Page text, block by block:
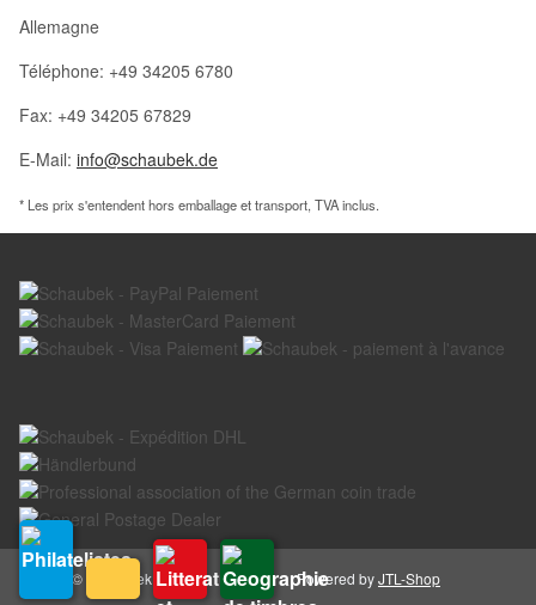
Allemagne
Téléphone: +49 34205 6780
Fax: +49 34205 67829
E-Mail: info@schaubek.de
* Les prix s'entendent hors emballage et transport, TVA inclus.
© Schaubek GmbH Powered byJTL-Shop